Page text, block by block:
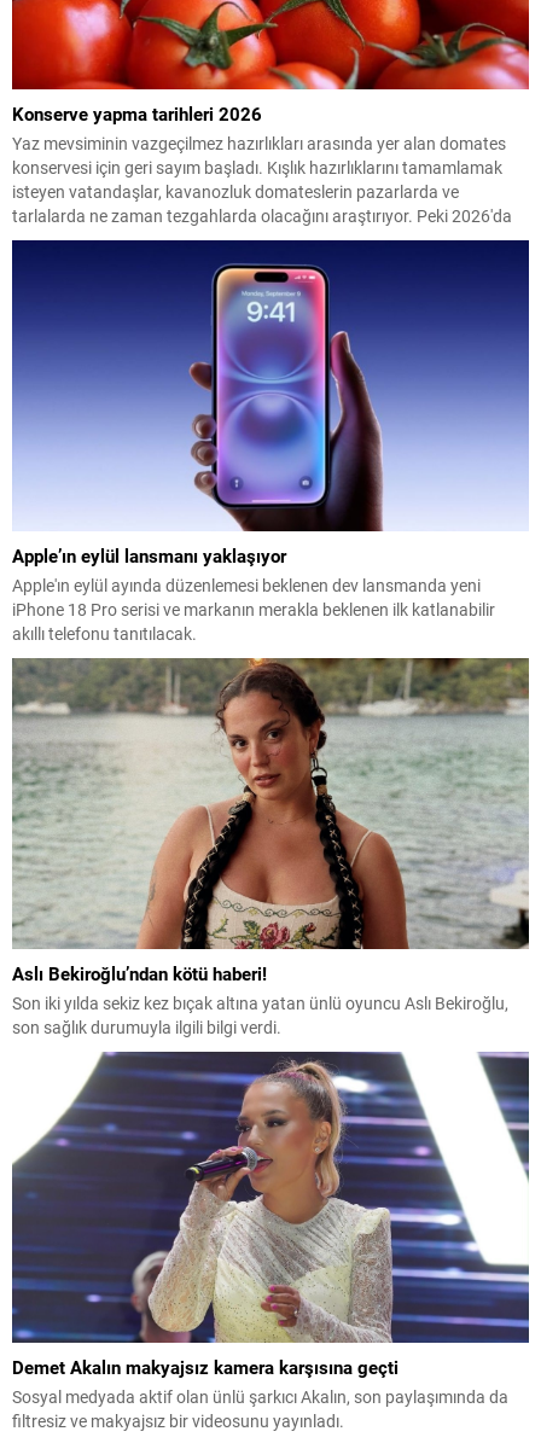
Konserve yapma tarihleri 2026
Yaz mevsiminin vazgeçilmez hazırlıkları arasında yer alan domates
konservesi için geri sayım başladı. Kışlık hazırlıklarını tamamlamak
isteyen vatandaşlar, kavanozluk domateslerin pazarlarda ve
tarlalarda ne zaman tezgahlarda olacağını araştırıyor. Peki 2026'da
konserve yapılacak domates ne zaman çıkacak? İşte en uygun
Apple’ın eylül lansmanı yaklaşıyor
Apple'ın eylül ayında düzenlemesi beklenen dev lansmanda yeni
iPhone 18 Pro serisi ve markanın merakla beklenen ilk katlanabilir
akıllı telefonu tanıtılacak.
Aslı Bekiroğlu’ndan kötü haberi!
Son iki yılda sekiz kez bıçak altına yatan ünlü oyuncu Aslı Bekiroğlu,
son sağlık durumuyla ilgili bilgi verdi.
Demet Akalın makyajsız kamera karşısına geçti
Sosyal medyada aktif olan ünlü şarkıcı Akalın, son paylaşımında da
filtresiz ve makyajsız bir videosunu yayınladı.